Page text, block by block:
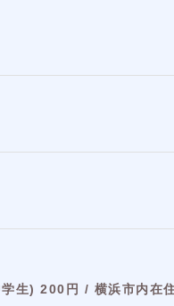
生) 200円 / 横浜市内在